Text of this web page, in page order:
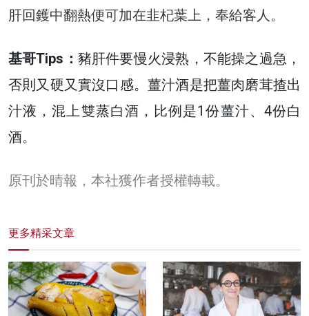
肝回鑊中翻熱便可加在韭杞葉上，奉給客人。
基哥Tips： 豬肝件要慢火浸熟，不能操之過急，
否則又硬又實沒口感。薑汁酒是把薑肉磨茸揸出
汁液，混上雙蒸白酒，比例是1份薑汁、4份白
酒。
原刊於晴報，本社獲作者授權轉載。
更多精采文章